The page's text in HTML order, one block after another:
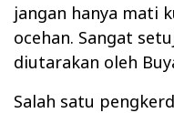
jangan hanya mati
ocehan. Sangat
diutarakan oleh
Salah satu